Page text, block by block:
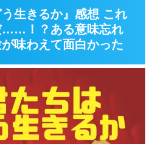
生きるか』感想 これ
……！？ある意味忘れ
味わえて面白かった